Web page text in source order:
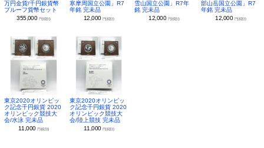
万円金貨/千円銀貨幣
プルーフ貨幣セット
355,000 円(税別)
寒摩周国立公園」R7
年銘 完未品
12,000 円(税別)
雪山国立公園」R7年
銘 完未品
12,000 円(税別)
部山岳国立公園」R7
年銘 完未品
12,000 円(税別)
東京2020オリンピッ
ク記念千円銀貨 2020
オリンピック競技大
会/水泳 完未品
11,000円(税別)
東京2020オリンピッ
ク記念千円銀貨 2020
オリンピック競技大
会/陸上競技 完未品
11,000 円(税別)